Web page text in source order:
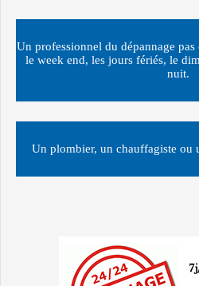
Un professionnel du dépannage
le week end, les jours fériés, le
nuit.
Un plombier, un chauffagiste ou